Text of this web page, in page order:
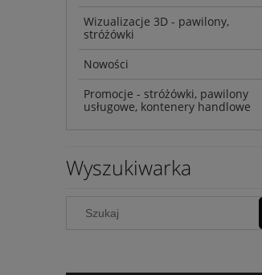
Wizualizacje 3D - pawilony,
stróżówki
Nowości
Promocje - stróżówki, pawilony
usługowe, kontenery handlowe
Wyszukiwarka